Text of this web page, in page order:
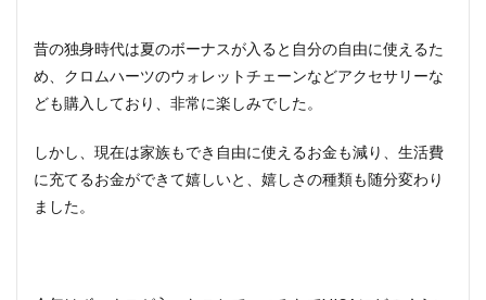
昔の独身時代は夏のボーナスが入ると自分の自由に使えるた
め、クロムハーツのウォレットチェーンなどアクセサリーな
ども購入しており、非常に楽しみでした。
しかし、現在は家族もでき自由に使えるお金も減り、生活費
に充てるお金ができて嬉しいと、嬉しさの種類も随分変わり
ました。